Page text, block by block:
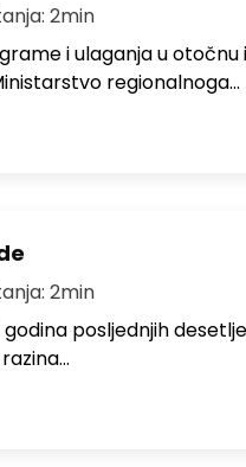
2min
i ulaganja u
regionalnoga…
2min
posljednjih